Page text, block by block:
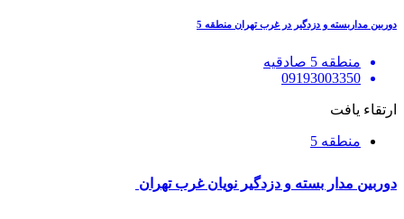
دوربین مداربسته و دزدگیر در غرب تهران منطقه 5
منطقه 5 صادقیه
09193003350
ارتقاء یافت
منطقه 5
دوربین مدار بسته و دزدگیر نویان غرب تهران